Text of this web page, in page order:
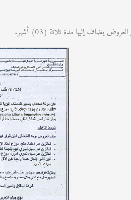
يضاف إليها مدة ثلاثة (03) أشهر.